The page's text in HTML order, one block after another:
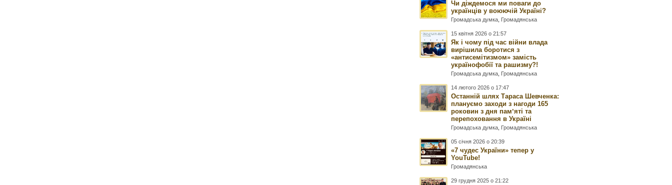
Чи діждемося ми поваги до
українців у воюючій Україні?
Громадська думка Громадянська
15 квітня 2026 о 21:57
Як і чому під час війни влада
вирішила боротися з
«антисемітизмом» замість
українофобії та рашизму?!
Громадська думка Громадянська
14 лютого 2026 о 17:47
Останній шлях Тараса Шевченка:
плануємо заходи з нагоди 165
роковин з дня памʼяті та
перепоховання в Україні
Громадська думка Громадянська
05 січня 2026 о 20:39
«7 чудес України» тепер у
YouTube!
Громадянська
29 грудня 2025 о 21:22